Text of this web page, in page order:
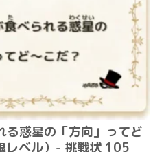
る惑星の「方向」ってど
レベル）- 挑戦状 105